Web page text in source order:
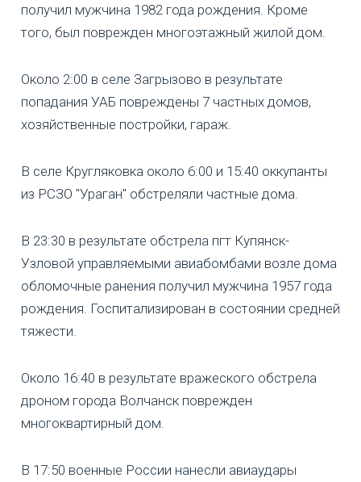
получил мужчина 1982 года рождения. Кроме
того, был поврежден многоэтажный жилой дом.
Около 2:00 в селе Загрызово в результате
попадания УАБ повреждены 7 частных домов,
хозяйственные постройки, гараж.
В селе Кругляковка около 6:00 и 15:40 оккупанты
из РСЗО "Ураган" обстреляли частные дома.
В 23:30 в результате обстрела пгт Купянск-
Узловой управляемыми авиабомбами возле дома
обломочные ранения получил мужчина 1957 года
рождения. Госпитализирован в состоянии средней
тяжести.
Около 16:40 в результате вражеского обстрела
дроном города Волчанск поврежден
многоквартирный дом.
В 17:50 военные России нанесли авиаудары